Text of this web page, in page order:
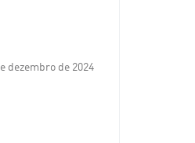
dezembro de 2024